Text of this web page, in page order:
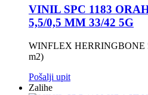
VINIL SPC 1183
5,5/0,5 MM 33/42 5G
WINFLEX HERRINGBONE
m2)
Pošalji upit
Zalihe